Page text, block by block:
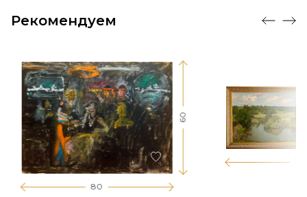
Рекомендуем
80
60
174